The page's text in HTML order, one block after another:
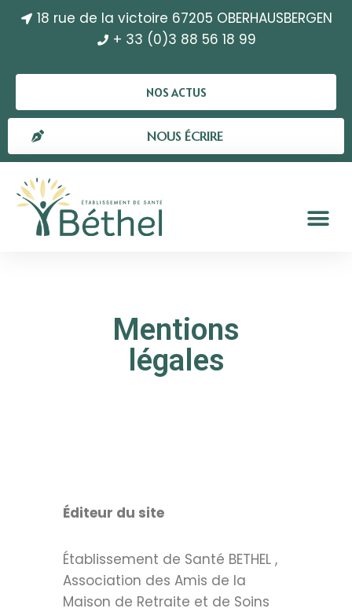
18 rue de la victoire 67205 OBERHAUSBERGEN
+ 33 (0)3 88 56 18 99
NOS ACTUS
NOUS ÉCRIRE
Mentions
légales
Éditeur du site
Établissement de Santé BETHEL ,
Association des Amis de la
Maison de Retraite et de Soins